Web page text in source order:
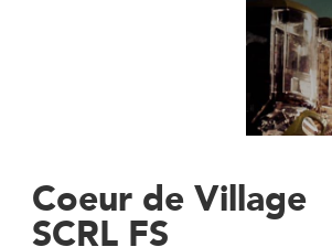
Coeur de Village
SCRL FS